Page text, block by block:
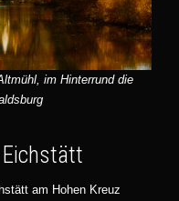
im Hinterrund die
am Hohen Kreuz